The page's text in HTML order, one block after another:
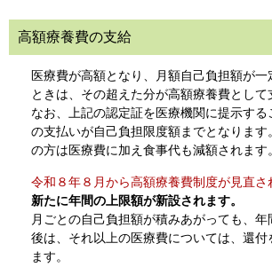
高額療養費の支給
医療費が高額となり、月額自己負担額が
ときは、その超えた分が高額療養費として
なお、上記の認定証を医療機関に提示す
の支払いが自己負担限度額までとなりま
の方は医療費に加え食事代も減額されます。
令和８年８月から高額療養費制度が見直さ
新たに年間の上限額が新設されます。
月ごとの自己負担額が積みあがっても、
後は、それ以上の医療費については、還付
ます。